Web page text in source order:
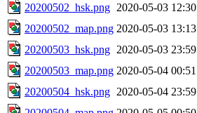
20200502_hsk.png 2020-05-03 12:30
20200502_map.png 2020-05-03 13:13
20200503_hsk.png 2020-05-03 23:59
20200503_map.png 2020-05-04 00:51
20200504_hsk.png 2020-05-04 23:59